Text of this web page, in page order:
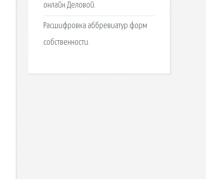
онлайн Деловой.
Расшифровка аббревиатур форм
собственности.